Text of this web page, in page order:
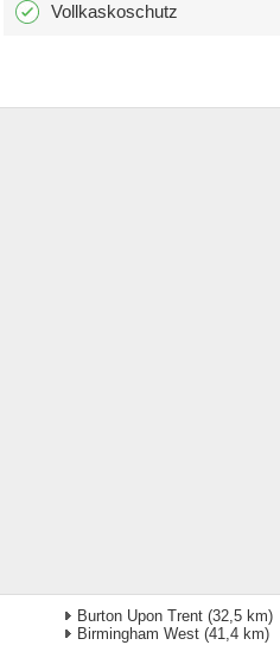
Vollkaskoschutz
Burton Upon Trent (32,5 km)
Birmingham West (41,4 km)